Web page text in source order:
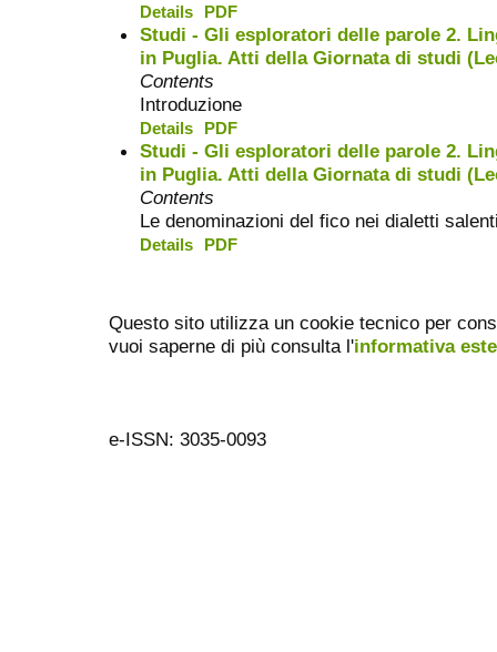
Details PDF
Studi - Gli esploratori delle parole 2.
in Puglia. Atti della Giornata di studi
Contents
Introduzione
Details PDF
Studi - Gli esploratori delle parole 2.
in Puglia. Atti della Giornata di studi
Contents
Le denominazioni del fico nei dialetti
Details PDF
Questo sito utilizza un cookie tecnico per
vuoi saperne di più consulta l'informativa
e-ISSN: 3035-0093